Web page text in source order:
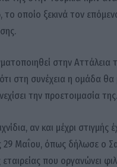
το οποίο ξεκινά τον
στην Αττάλεια
στη συνέχεια η ομάδα θα
την προετοιμασία της.
αν και μέχρι στιγμής
29 Μαΐου, όπως δήλωσε ο
που οργανώνει